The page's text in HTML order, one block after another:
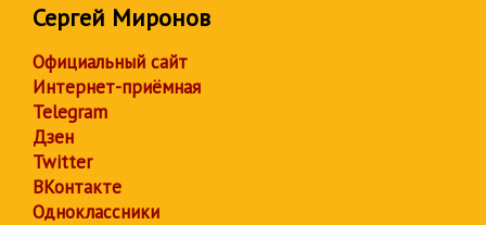
Сергей Миронов
Официальный сайт
Интернет-приёмная
Telegram
Дзен
Twitter
ВКонтакте
Одноклассники